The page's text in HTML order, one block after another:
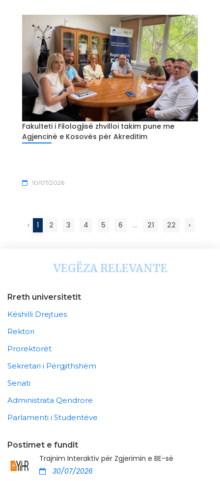
Fakulteti i Filologjisë zhvilloi takim pune me
Agjencinë e Kosovës për Akreditim
10/07/2026
‹ 1 2 3 4 5 6 ... 21 22 ›
VEGËZA RELEVANTE
Rreth universitetit
Këshilli Drejtues
Rektori
Prorektorët
Sekretari i Përgjithshëm
Senati
Administrata Qendrore
Parlamenti i Studentëve
Postimet e fundit
Trajnim Interaktiv për Zgjerimin e BE-së
30/07/2026